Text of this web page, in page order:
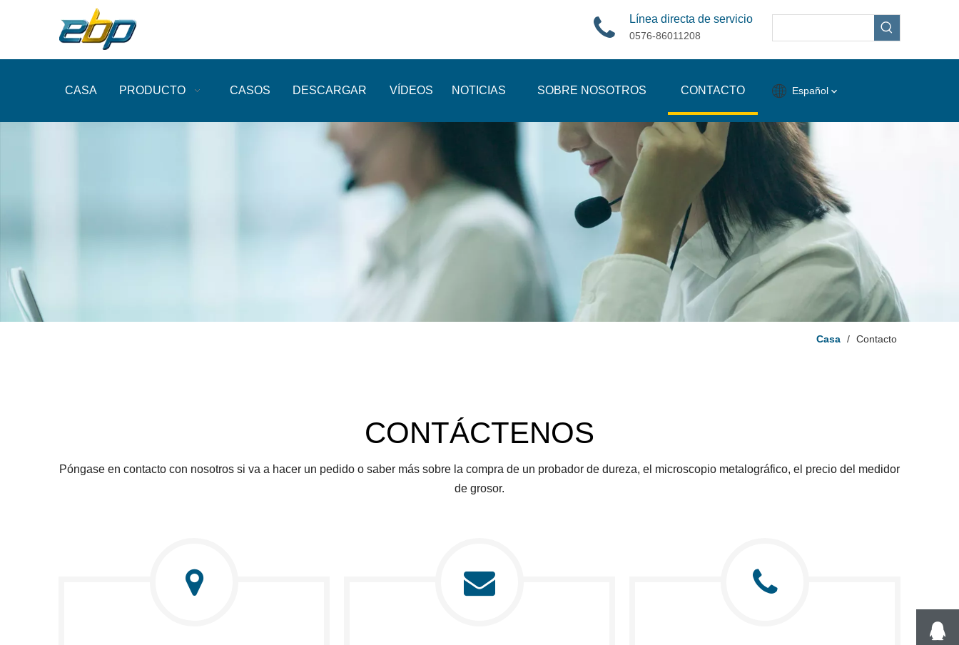
Línea directa de servicio
0576-86011208
CASA PRODUCTO CASOS DESCARGAR VÍDEOS NOTICIAS SOBRE NOSOTROS CONTACTO Español
Casa / Contacto
CONTÁCTENOS
Póngase en contacto con nosotros si va a hacer un pedido o saber más sobre la compra de un probador de dureza, el microscopio metalográfico, el precio del medidor
de grosor.